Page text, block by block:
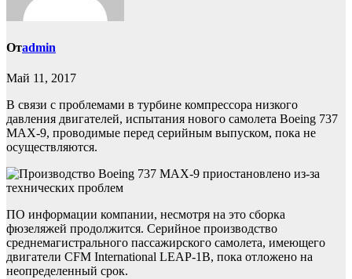
Отadmin
Май 11, 2017
В связи с проблемами в турбине компрессора низкого
давления двигателей, испытания нового самолета Boeing 737
MAX-9, проводимые перед серийным выпуском, пока не
осуществляются.
ПО информации компании, несмотря на это сборка
фюзеляжей продолжится. Серийное производство
среднемагистрального пассажирского самолета, имеющего
двигатели CFM International LEAP-1B, пока отложено на
неопределенный срок.